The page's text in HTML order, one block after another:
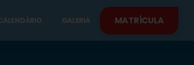
GALERIA MATRÍCULA